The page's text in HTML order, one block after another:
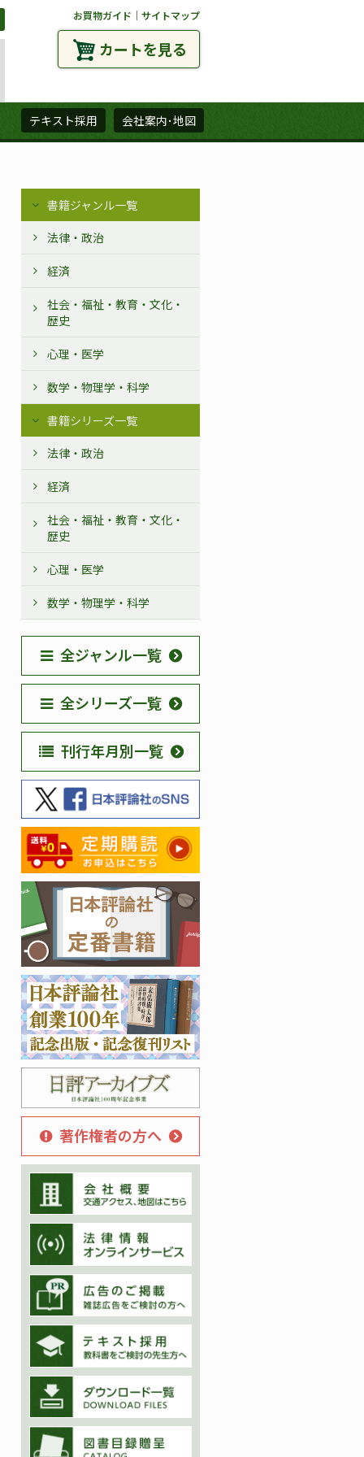
お買物ガイド ｜ サイトマップ
カートを見る
テキスト採用 会社案内･地図
書籍ジャンル一覧
法律・政治
経済
社会・福祉・教育・文化・
歴史
心理・医学
数学・物理学・科学
書籍シリーズ一覧
法律・政治
経済
社会・福祉・教育・文化・
歴史
心理・医学
数学・物理学・科学
全ジャンル一覧
全シリーズ一覧
刊行年月別一覧
著作権者の方へ